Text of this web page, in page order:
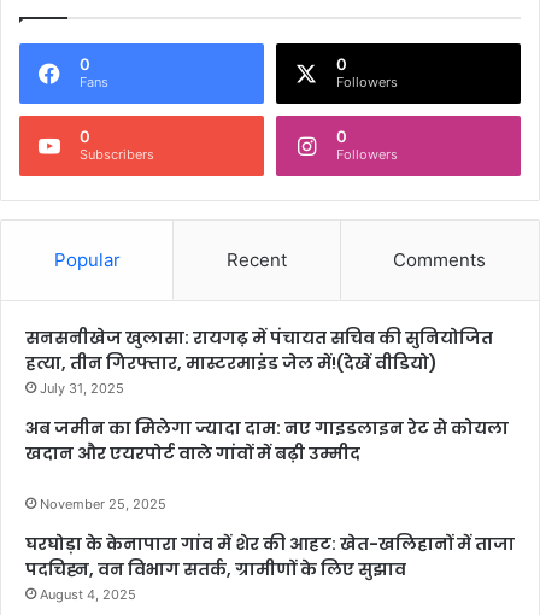
0
Fans
0
Followers
0
Subscribers
0
Followers
Popular Recent Comments
सनसनीखेज खुलासा: रायगढ़ में पंचायत सचिव की सुनियोजित
हत्या, तीन गिरफ्तार, मास्टरमाइंड जेल में!(देखें वीडियो)
July 31, 2025
अब जमीन का मिलेगा ज्यादा दाम: नए गाइडलाइन रेट से कोयला
खदान और एयरपोर्ट वाले गांवों में बढ़ी उम्मीद
November 25, 2025
घरघोड़ा के केनापारा गांव में शेर की आहट: खेत-खलिहानों में ताजा
पदचिह्न, वन विभाग सतर्क, ग्रामीणों के लिए सुझाव
August 4, 2025